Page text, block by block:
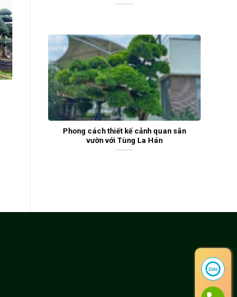
Phong cách thiết kế cảnh quan sân
vườn với Tùng La Hán
Tùng La Hán 24310 Tùng la hán 19158